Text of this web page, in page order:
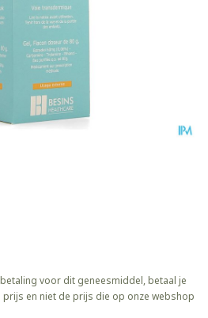
voor dit geneesmiddel, betaal je
en niet de prijs die op onze webshop